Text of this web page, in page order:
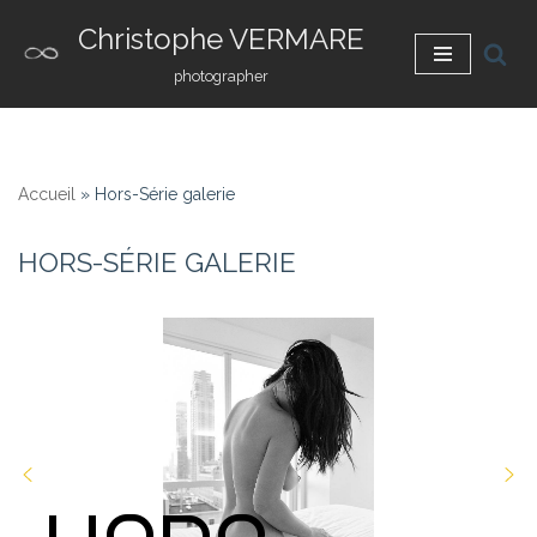
Aller
Christophe VERMARE
photographer
Accueil » Hors-Série galerie
HORS-SÉRIE GALERIE